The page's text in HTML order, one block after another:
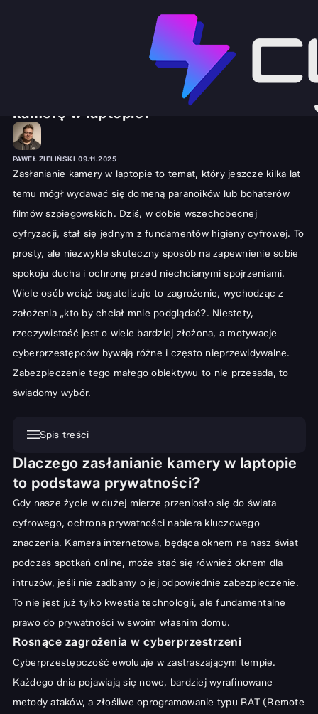
Dlaczego i jak skutecznie zasłaniać
kamerę w laptopie?
PAWEŁ ZIELIŃSKI 09.11.2025
Zasłanianie kamery w laptopie to temat, który jeszcze kilka lat
temu mógł wydawać się domeną paranoików lub bohaterów
filmów szpiegowskich. Dziś, w dobie wszechobecnej
cyfryzacji, stał się jednym z fundamentów higieny cyfrowej. To
prosty, ale niezwykle skuteczny sposób na zapewnienie sobie
spokoju ducha i ochronę przed niechcianymi spojrzeniami.
Wiele osób wciąż bagatelizuje to zagrożenie, wychodząc z
założenia „kto by chciał mnie podglądać?. Niestety,
rzeczywistość jest o wiele bardziej złożona, a motywacje
cyberprzestępców bywają różne i często nieprzewidywalne.
Zabezpieczenie tego małego obiektywu to nie przesada, to
świadomy wybór.
Spis treści
Dlaczego zasłanianie kamery w laptopie to podstawa
prywatności?
Rosnące zagrożenia w cyberprzestrzeni
Jak hakerzy wykorzystują niezabezpieczone kamery?
Domowe sposoby – szybkie, ale czy bezpieczne?
Profesjonalne zaślepki na kamerę – inwestycja w bezpieczeństwo
Mity i fakty dotyczące zasłaniania kamery
Wpływ na działanie kamery i funkcje systemu
Alternatywne rozwiązania – czy oprogramowanie wystarczy?
Dlaczego zasłanianie kamery w laptopie
to podstawa prywatności?
Gdy nasze życie w dużej mierze przeniosło się do świata
cyfrowego, ochrona prywatności nabiera kluczowego
znaczenia. Kamera internetowa, będąca oknem na nasz świat
podczas spotkań online, może stać się również oknem dla
intruzów, jeśli nie zadbamy o jej odpowiednie zabezpieczenie.
To nie jest już tylko kwestia technologii, ale fundamentalne
prawo do prywatności w swoim własnim domu.
Rosnące zagrożenia w cyberprzestrzeni
Cyberprzestępczość ewoluuje w zastraszającym tempie.
Każdego dnia pojawiają się nowe, bardziej wyrafinowane
metody ataków, a złośliwe oprogramowanie typu RAT (Remote